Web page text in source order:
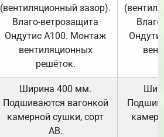
(вентиляционный зазор).
Влаго-ветрозащита
Ондутис А100. Монтаж
вентиляционных
решёток.
Ширина 400 мм.
Подшиваются вагонкой
камерной сушки, сорт
АВ.